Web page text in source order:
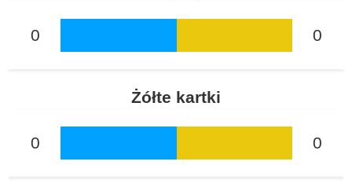
0 0
Żółte kartki
0 0